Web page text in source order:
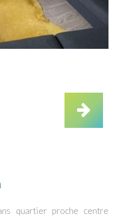
quartier proche centre